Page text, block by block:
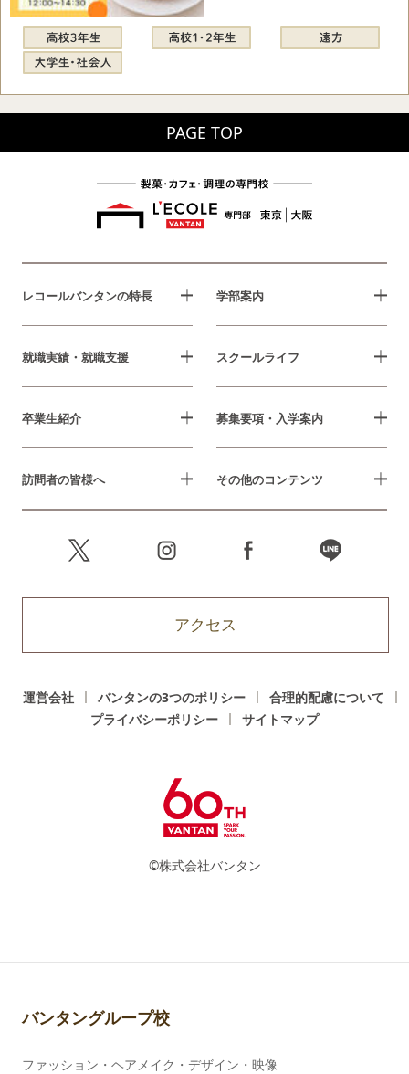
PAGE TOP
レコールバンタンの特長 学部案内
就職実績・就職支援 スクールライフ
卒業生紹介 募集要項・入学案内
訪問者の皆様へ その他のコンテンツ
アクセス
運営会社 バンタンの3つのポリシー
合理的配慮について
プライバシーポリシー
サイトマップ
©株式会社バンタン
バンタングループ校
ファッション・ヘアメイク・デザイン・映像